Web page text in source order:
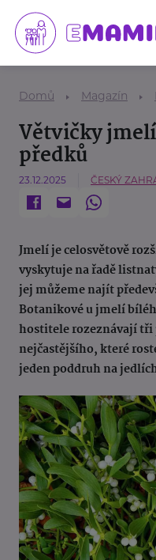
Domů Magazín
Větvičky
předků
23.12.2025 ČESKÝ
Jmelí je celosvětově
vyskytuje na řadě
jej můžeme najít
Botanikové u jmelí
hostitele rozeznávají
nejčastějšího, které
jeden poddruh na